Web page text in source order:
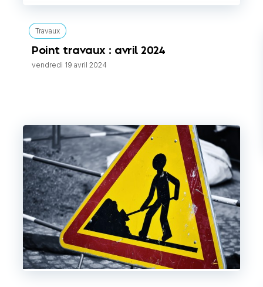
Travaux
Point travaux : avril 2024
vendredi 19 avril 2024